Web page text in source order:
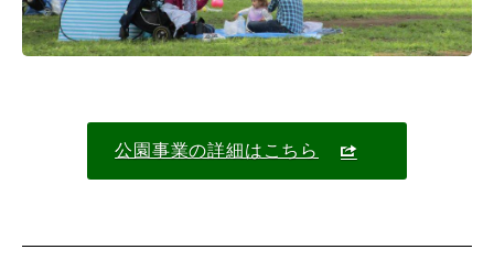
公園事業の詳細はこちら